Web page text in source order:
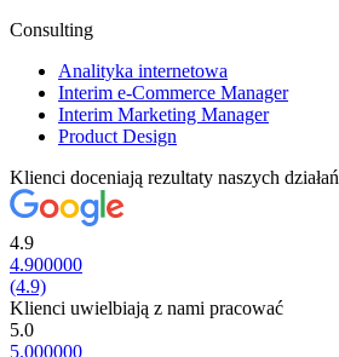
Consulting
Analityka internetowa
Interim e-Commerce Manager
Interim Marketing Manager
Product Design
Klienci doceniają rezultaty naszych działań
4.9
4.900000
(4.9)
Klienci uwielbiają z nami pracować
5.0
5.000000